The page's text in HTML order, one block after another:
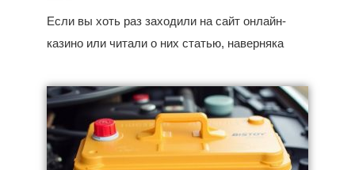
Если вы хоть раз заходили на сайт онлайн-
казино или читали о них статью, наверняка